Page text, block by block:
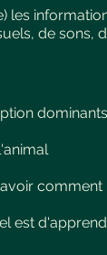
de
comment
est